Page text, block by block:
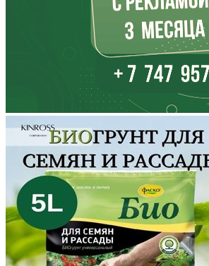
Калмыкия
Калужская область
Камчатский край
Карачаево-Черкесия
Карелия
Кемеровская область
Кировская область
Коми
Корякский округ